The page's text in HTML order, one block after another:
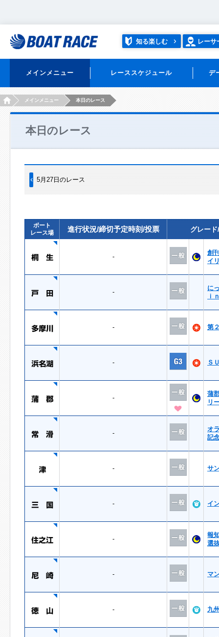
知る楽しむ レーサ
メインメニュー レーススケジュール デ
HOMEメインメニュー 本日のレース
本日のレース
5月27日のレース
ボート
レース場
進行状況/締切予定時刻/投票 グレー
-
創
イ
-
に
ｉ
- 第
- Ｓ
-
蒲
リ
-
オ
記
- サ
- イ
-
報
選
- マ
- 九